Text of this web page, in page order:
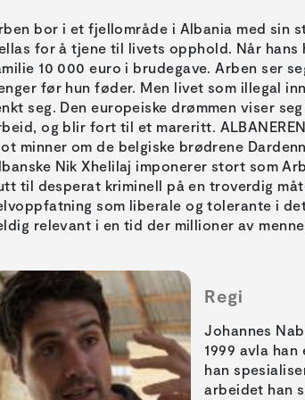
bor i et fjellområde i Albania med sin
for å tjene til livets opphold. Når
10 000 euro i brudegave. Arben ser
før hun føder. Men livet som illegal
seg. Den europeiske drømmen viser
og blir fort til et mareritt.
minner om de belgiske brødrene
Nik Xhelilaj imponerer stort som
til desperat kriminell på en troverdig
som liberale og tolerante i
relevant i en tid der millioner av
Regi
Johannes
1999 avla
han
arbeidet han